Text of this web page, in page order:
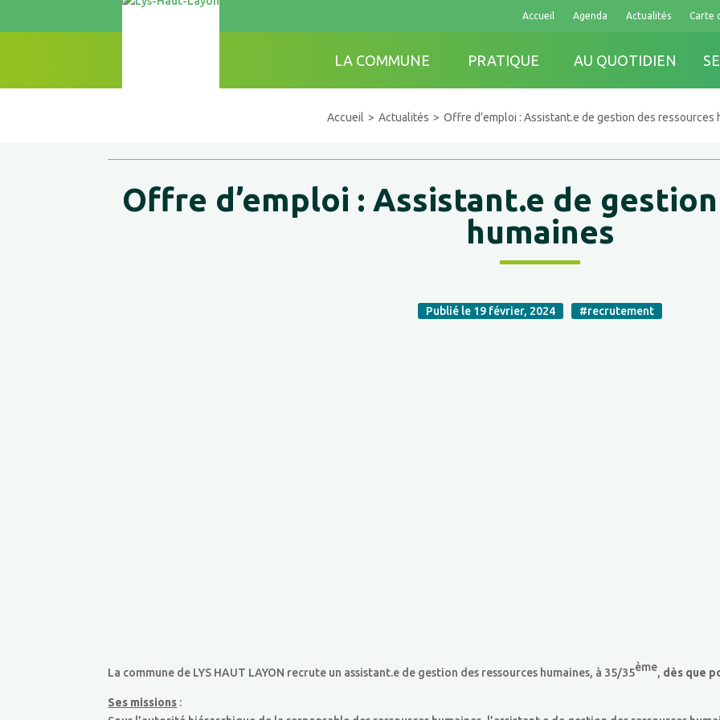
Accueil Agenda Actualités Carte
LA COMMUNE PRATIQUE AU QUOTIDIEN
Accueil Actualités Offre d’emploi : Assistant.e de gestion des ressources
Offre d’emploi : Assistant.e de
humaines
Publié le 19 février, 2024 #recrutement
La commune de LYS HAUT LAYON recrute un assistant.e de gestion des ressources humaines, à 35/35ème, dès que
Ses missions :